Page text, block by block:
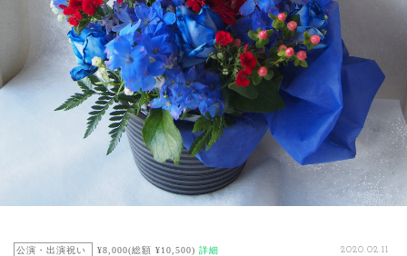
公演・出演祝い ¥8,000(総額 ¥10,500) 詳細 2020.02.11